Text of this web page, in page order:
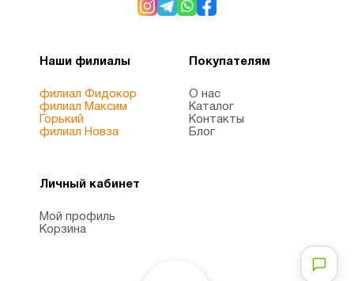
Наши филиалы
филиал Фидокор
филиал Максим
Горький
филиал Новза
Покупателям
О нас
Каталог
Контакты
Блог
Личный кабинет
Мой профиль
Корзина